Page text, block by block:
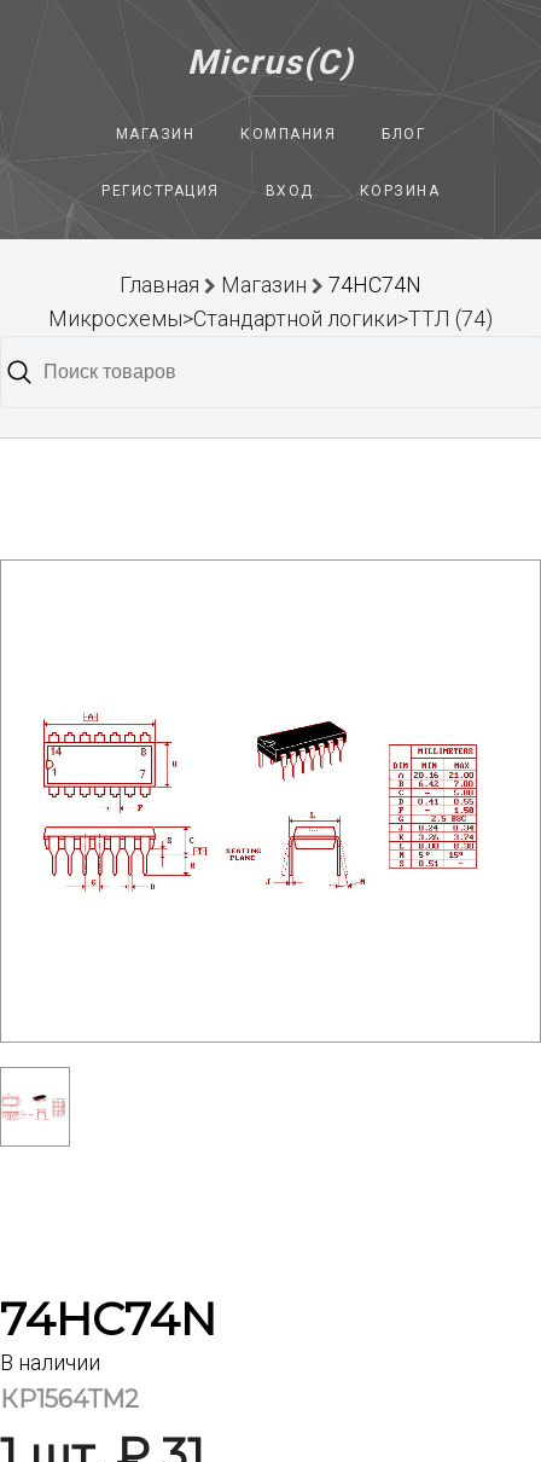
Micrus(C)
МАГАЗИН КОМПАНИЯ БЛОГ
РЕГИСТРАЦИЯ ВХОД КОРЗИНА
Главная Магазин
74HC74N
Микросхемы>Стандартной логики>ТТЛ (74)
74HC74N
В наличии
КР1564ТМ2